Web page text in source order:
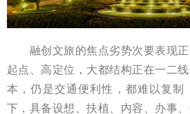
融创文旅的焦点劣势次要表现正
起点、高定位，大都结构正在一二
本，仍是交通便利性，都难以复制
下，具备设想、扶植、内容、办事